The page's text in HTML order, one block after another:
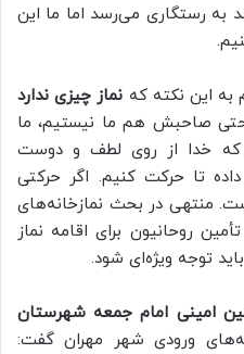
به رستگاری می‌رسد اما ما این
به این نکته که نماز چیزی ندارد
صاحبش هم ما نیستیم، ما
که خدا از روی لطف و دوست
تا حرکت کنیم. اگر حرکتی
منتهی در بحث نمازخانه‌های
روحانیون برای اقامه نماز
توجه ویژه‌ای شود.
امینی امام جمعه شهرستان
ورودی شهر مهران گفت: